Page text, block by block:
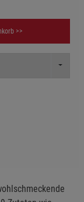
>>
Toggle